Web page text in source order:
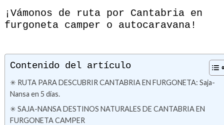
¡Vámonos de ruta por Cantabria en
furgoneta camper o autocaravana!
Contenido del artículo
✳ RUTA PARA DESCUBRIR CANTABRIA EN FURGONETA: Saja-
Nansa en 5 días.
✳ SAJA-NANSA DESTINOS NATURALES DE CANTABRIA EN
FURGONETA CAMPER